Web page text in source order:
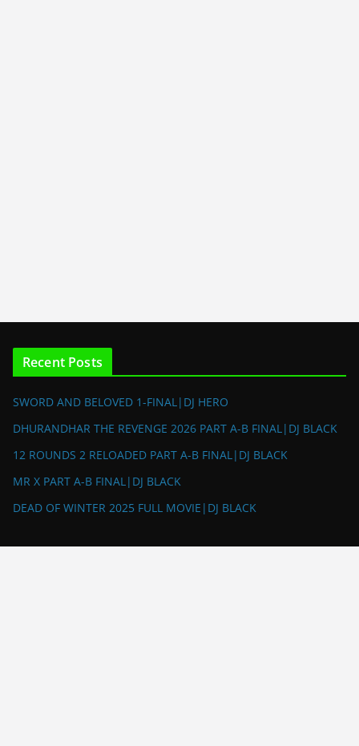
Recent Posts
SWORD AND BELOVED 1-FINAL|DJ HERO
DHURANDHAR THE REVENGE 2026 PART A-B FINAL|DJ BLACK
12 ROUNDS 2 RELOADED PART A-B FINAL|DJ BLACK
MR X PART A-B FINAL|DJ BLACK
DEAD OF WINTER 2025 FULL MOVIE|DJ BLACK